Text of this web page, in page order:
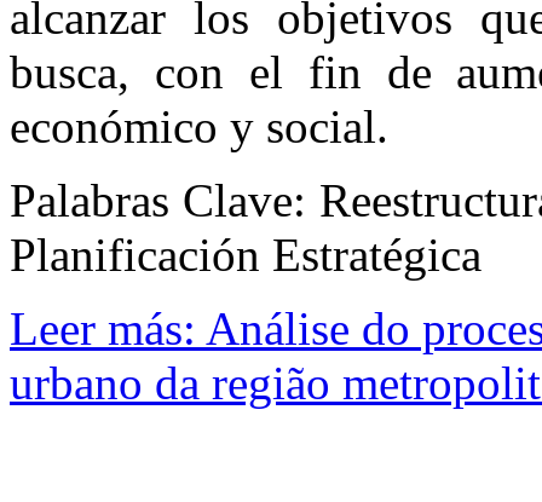
alcanzar los objetivos
busca, con el fin de
económico y social.
Palabras Clave:
Planificación Estratégica
Leer más: Análise do
urbano da região